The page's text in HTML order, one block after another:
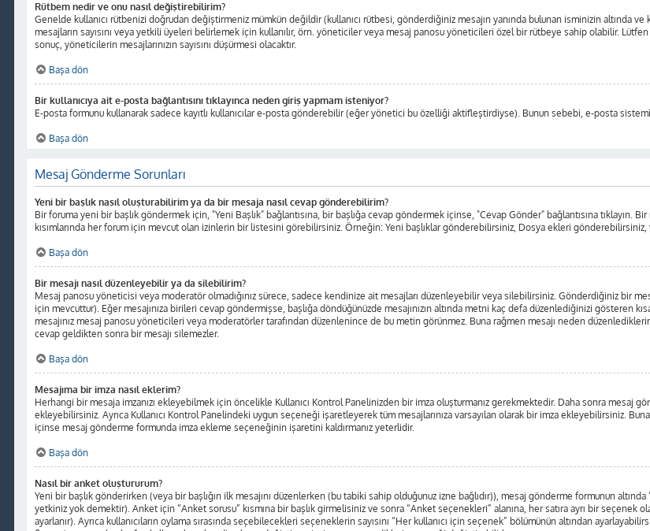
Rütbem nedir ve onu nasıl değiştirebilirim?
Genelde kullanıcı rütbenizi doğrudan değiştirmeniz mümkün değildir (kullanıcı rütbesi, gönderdiğiniz mesajın yanında bulunan isminizin altında
mesajların sayısını veya yetkili üyeleri belirlemek için kullanılır, örn. yöneticiler veya mesaj panosu yöneticileri özel bir rütbeye sahip olabilir.
sonuç, yöneticilerin mesajlarınızın sayısını düşürmesi olacaktır.
Başa dön
Bir kullanıcıya ait e-posta bağlantısını tıklayınca neden giriş yapmam isteniyor?
E-posta formunu kullanarak sadece kayıtlı kullanıcılar e-posta gönderebilir (eğer yönetici bu özelliği aktifleştirdiyse). Bunun sebebi, e-posta
Başa dön
Mesaj Gönderme Sorunları
Yeni bir başlık nasıl oluşturabilirim ya da bir mesaja nasıl cevap gönderebilirim?
Bir foruma yeni bir başlık göndermek için, "Yeni Başlık" bağlantısına, bir başlığa cevap göndermek içinse, "Cevap Gönder" bağlantısına tıklayın.
kısımlarında her forum için mevcut olan izinlerin bir listesini görebilirsiniz. Örneğin: Yeni başlıklar gönderebilirsiniz, Dosya ekleri gönderebilirsiniz,
Başa dön
Bir mesajı nasıl düzenleyebilir ya da silebilirim?
Mesaj panosu yöneticisi veya moderatör olmadığınız sürece, sadece kendinize ait mesajları düzenleyebilir veya silebilirsiniz. Gönderdiğiniz bir
için mevcuttur). Eğer mesajınıza birileri cevap göndermişse, başlığa döndüğünüzde mesajınızın altında metni kaç defa düzenlediğinizi gösteren
mesajınız mesaj panosu yöneticileri veya moderatörler tarafından düzenlenince de bu metin görünmez. Buna rağmen mesajı neden
cevap geldikten sonra bir mesajı silemezler.
Başa dön
Mesajıma bir imza nasıl eklerim?
Herhangi bir mesaja imzanızı ekleyebilmek için öncelikle Kullanıcı Kontrol Panelinizden bir imza oluşturmanız gerekmektedir. Daha sonra mesaj
ekleyebilirsiniz. Ayrıca Kullanıcı Kontrol Panelindeki uygun seçeneği işaretleyerek tüm mesajlarınıza varsayılan olarak bir imza ekleyebilirsiniz.
içinse mesaj gönderme formunda imza ekleme seçeneğinin işaretini kaldırmanız yeterlidir.
Başa dön
Nasıl bir anket oluştururum?
Yeni bir başlık gönderirken (veya bir başlığın ilk mesajını düzenlerken (bu tabiki sahip olduğunuz izne bağlıdır)), mesaj gönderme formunun
yetkiniz yok demektir). Anket için “Anket sorusu” kısmına bir başlık girmelisiniz ve sonra “Anket seçenekleri” alanına, her satıra ayrı bir
ayarlanır). Ayrıca kullanıcıların oylama sırasında seçebilecekleri seçeneklerin sayısını “Her kullanıcı için seçenek” bölümünün altından